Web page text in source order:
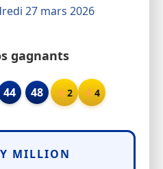
27 mars 2026
gagnants
44 48 2 4
MILLION